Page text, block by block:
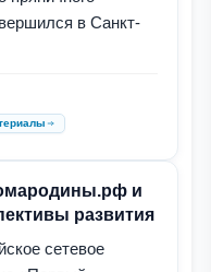
в Санкт-
и
развития
сетевое